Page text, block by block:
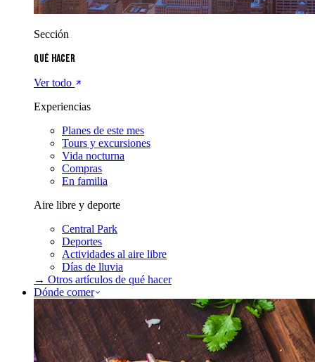
Sección
Qué hacer
Ver todo
Experiencias
Planes de este mes
Tours y excursiones
Vida nocturna
Compras
En familia
Aire libre y deporte
Central Park
Deportes
Actividades al aire libre
Días de lluvia
→ Otros artículos de qué hacer
Dónde comer